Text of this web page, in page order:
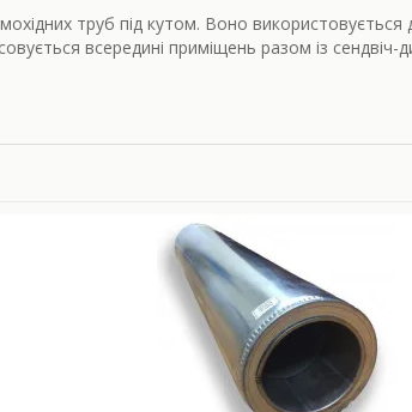
труб під кутом. Воно використовується
всередині приміщень разом із